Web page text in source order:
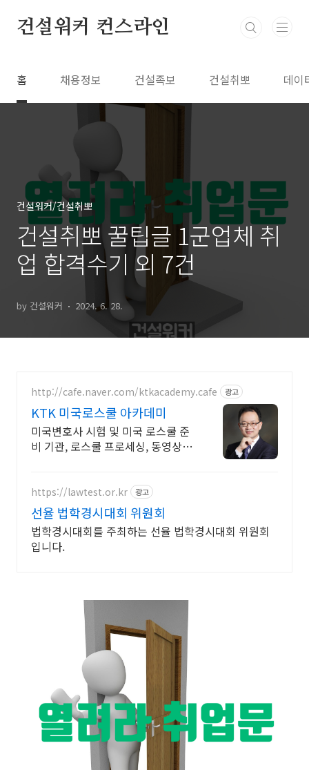
건설워커 컨스라인
홈 채용정보 건설족보 건설취뽀 데이
건설워커/건설취뽀
건설취뽀 꿀팁글 1군업체 취
업 합격수기 외 7건
by 건설워커 2024. 6. 28.
http://cafe.naver.com/ktkacademy.cafe 광고
KTK 미국로스쿨 아카데미
미국변호사 시험 및 미국 로스쿨 준
비 기관, 로스쿨 프로세싱, 동영상 강
https://lawtest.or.kr 광고
선율 법학경시대회 위원회
법학경시대회를 주최하는 선율 법학경시대회 위원회
입니다.